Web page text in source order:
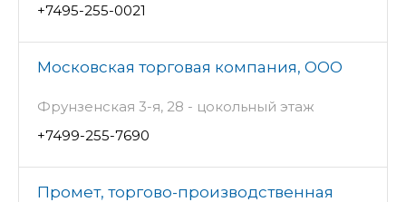
+7495-255-0021
Московская торговая компания, ООО
Фрунзенская 3-я, 28 - цокольный этаж
+7499-255-7690
Промет, торгово-производственная